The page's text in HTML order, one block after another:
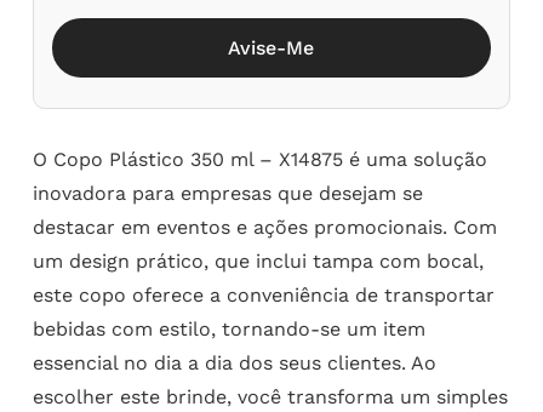
Avise-Me
O Copo Plástico 350 ml – X14875 é uma solução
inovadora para empresas que desejam se
destacar em eventos e ações promocionais. Com
um design prático, que inclui tampa com bocal,
este copo oferece a conveniência de transportar
bebidas com estilo, tornando-se um item
essencial no dia a dia dos seus clientes. Ao
escolher este brinde, você transforma um simples